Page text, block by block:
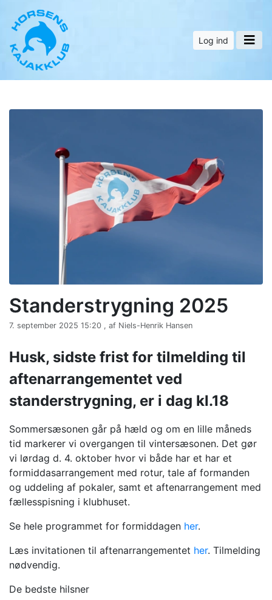
Log ind
Standerstrygning 2025
7. september 2025 15:20 , af Niels-Henrik Hansen
Husk, sidste frist for tilmelding til
aftenarrangementet ved
standerstrygning, er i dag kl.18
Sommersæsonen går på hæld og om en lille måneds
tid markerer vi overgangen til vintersæsonen. Det gør
vi lørdag d. 4. oktober hvor vi både har et har et
formiddasarrangement med rotur, tale af formanden
og uddeling af pokaler, samt et aftenarrangement med
fællesspisning i klubhuset.
Se hele programmet for formiddagen her.
Læs invitationen til aftenarrangementet her. Tilmelding
nødvendig.
De bedste hilsner